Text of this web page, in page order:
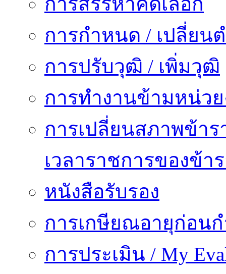
การกำหนด / เปลี่ยน
การปรับวุฒิ / เพิ่มวุฒิ
การทำงานข้ามหน่ว
การเปลี่ยนสภาพข้า
เวลาราชการของข้า
หนังสือรับรอง
การเกษียณอายุก่อน
การประเมิน / My